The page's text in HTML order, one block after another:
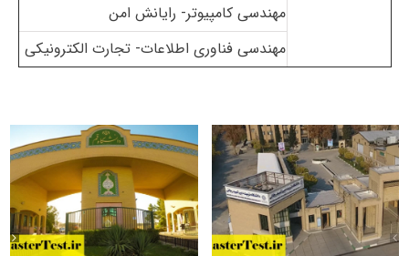
مهندسی کامپیوتر- رایانش امن
مهندسی فناوری اطلاعات- تجارت الکترونیکی